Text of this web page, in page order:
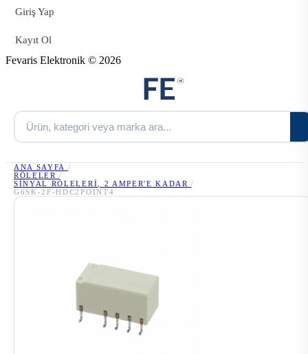
Giriş Yap
Kayıt Ol
Fevaris Elektronik © 2026
ANA SAYFA /
RÖLELER
/
SINYAL RÖLELERI, 2 AMPER'E KADAR
/
G6SK-2F-HDC2POINT4